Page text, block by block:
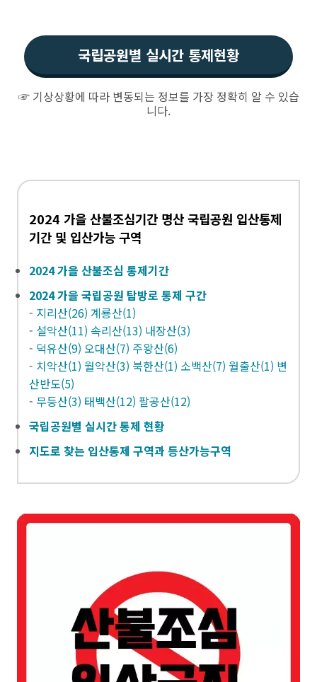
국립공원별 실시간 통제현황
☞ 기상상황에 따라 변동되는 정보를 가장 정확히 알 수 있습
니다.
2024 가을 산불조심기간 명산 국립공원 입산통제
기간 및 입산가능 구역
2024 가을 산불조심 통제기간
2024 가을 국립공원 탐방로 통제 구간
- 지리산(26) 계룡산(1)
- 설악산(11) 속리산(13) 내장산(3)
- 덕유산(9) 오대산(7) 주왕산(6)
- 치악산(1) 월악산(3) 북한산(1) 소백산(7) 월출산(1) 변
산반도(5)
- 무등산(3) 태백산(12) 팔공산(12)
국립공원별 실시간 통제 현황
지도로 찾는 입산통제 구역과 등산가능구역